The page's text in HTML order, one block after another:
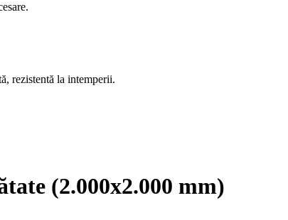
rezistentă la intemperii.
(2.000x2.000 mm)